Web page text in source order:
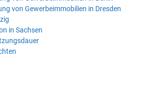
von Gewerbeimmobilien in Dresden
in Sachsen